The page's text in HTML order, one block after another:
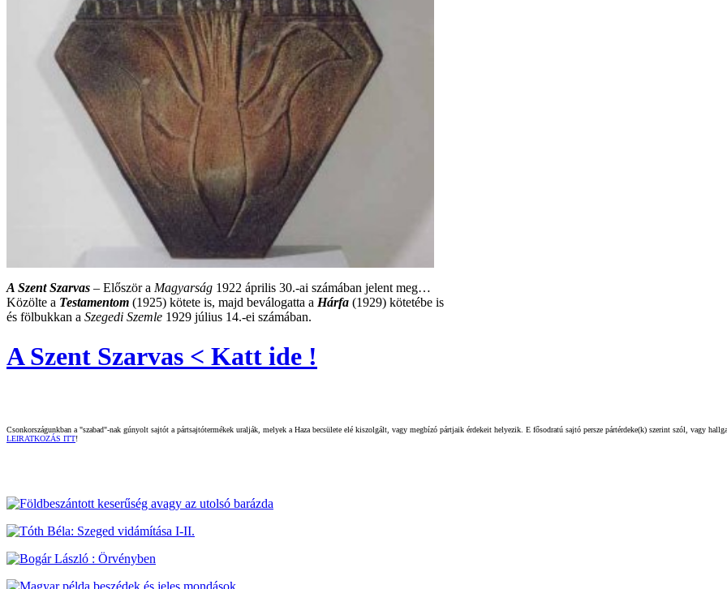
A Szent Szarvas – Először a Magyarság 1922 április 30.-ai számában jelent meg…
Közölte a Testamentom (1925) kötete is, majd beválogatta a Hárfa (1929) kötetébe is
és fölbukkan a Szegedi Szemle 1929 július 14.-ei számában.
A Szent Szarvas < Katt ide !
Csonkországunkban a "szabad"-nak gúnyolt sajtót a pártsajtótermékek uralják, melyek a Haza becsülete elé kiszolgált, vagy megbízó pártjaik érdekeit helyezik. E fősodratú sajtó persze pártérdeke(k) szerint szól, vagy
LEIRATKOZÁS ITT!